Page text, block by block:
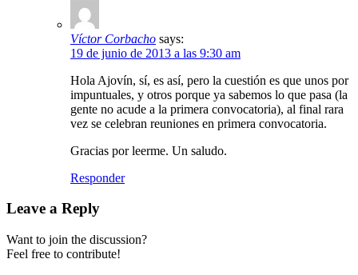
Víctor Corbacho says:
19 de junio de 2013 a las 9:30 am
Hola Ajovín, sí, es así, pero la cuestión es que unos por
impuntuales, y otros porque ya sabemos lo que pasa (la
gente no acude a la primera convocatoria), al final rara
vez se celebran reuniones en primera convocatoria.
Gracias por leerme. Un saludo.
Responder
Leave a Reply
Want to join the discussion?
Feel free to contribute!